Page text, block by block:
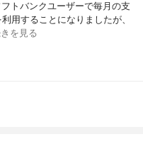
トバンクユーザーで毎月の支
用することになりましたが、
を見る